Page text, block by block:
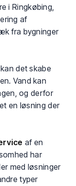
i Ringkøbing,
af
fra bygninger
det skabe
Vand kan
og derfor
en løsning der
af en
har
med løsninger
typer